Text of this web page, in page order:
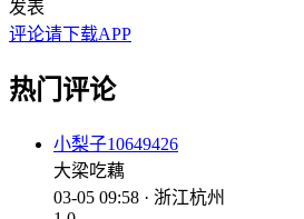
发表
评论请下载APP
热门评论
小梨子10649426
大梁吃藕
03-05 09:58 · 浙江杭州